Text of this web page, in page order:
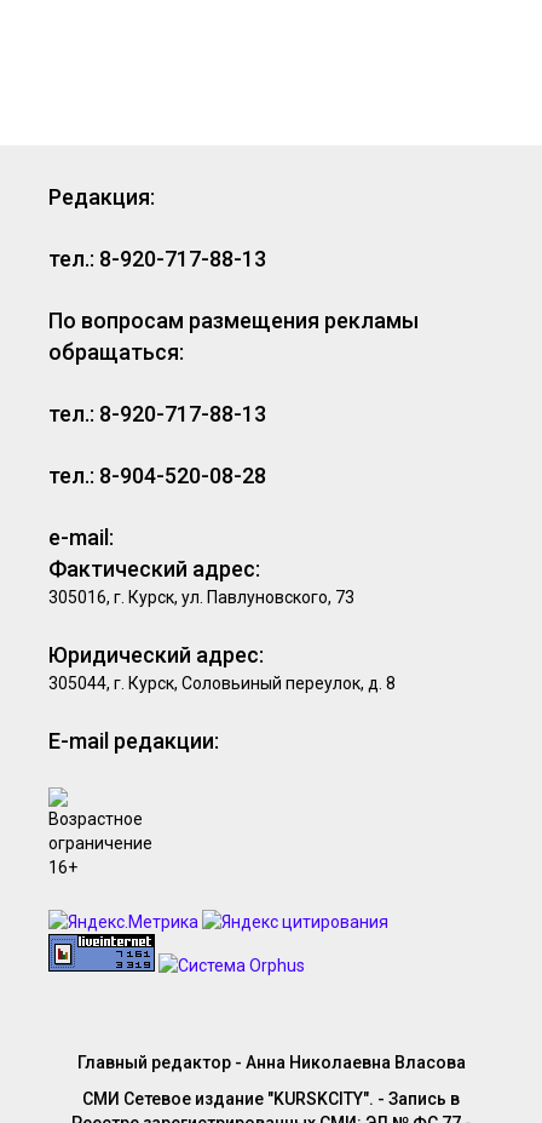
Редакция:
тел.: 8-920-717-88-13
По вопросам размещения рекламы
обращаться:
тел.: 8-920-717-88-13
тел.: 8-904-520-08-28
e-mail:
Фактический адрес:
305016, г. Курск, ул. Павлуновского, 73
Юридический адрес:
305044, г. Курск, Соловьиный переулок, д. 8
E-mail редакции:
Главный редактор - Анна Николаевна Власова
СМИ Сетевое издание "KURSKCITY". - Запись в